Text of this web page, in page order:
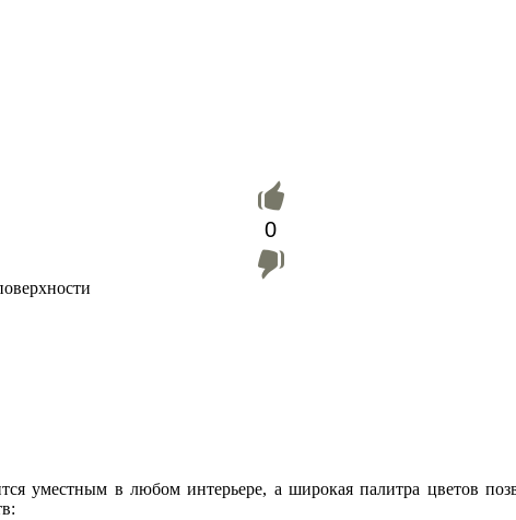
0
уместным в любом интерьере, а широкая палитра цветов